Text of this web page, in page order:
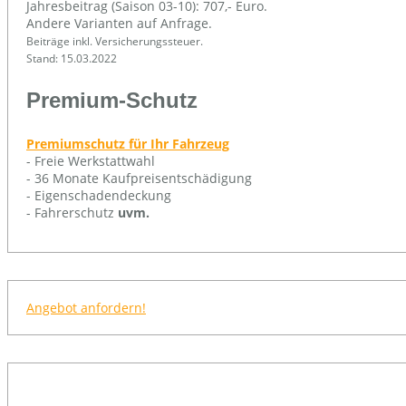
Jahresbeitrag (Saison 03-10): 707,- Euro.
Andere Varianten auf Anfrage.
Beiträge inkl. Versicherungssteuer.
Stand: 15.03.2022
Premium-Schutz
Premiumschutz für Ihr Fahrzeug
- Freie Werkstattwahl
- 36 Monate Kaufpreisentschädigung
- Eigenschadendeckung
- Fahrerschutz uvm.
Angebot anfordern!